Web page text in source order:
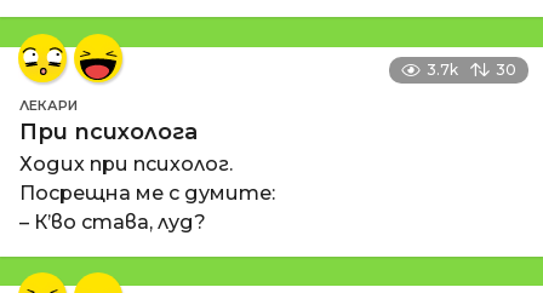
3.7k 30
ЛЕКАРИ
При психолога
Ходих при психолог.
Посрещна ме с думите:
– К’во става, луд?